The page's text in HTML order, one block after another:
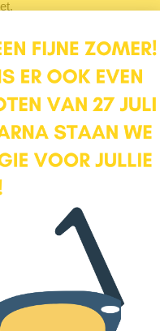
twee slaapkamers
meet ca 8 m2. Door
Op de dakkapel is sedum
8 m2 groot. Ook hier is een
als de badkamer op de
(wit/zwart). De complete
natuurstenen vloer
installatie (CW6 uit 2021).
met ruimte voor zaken
nodig hebt.